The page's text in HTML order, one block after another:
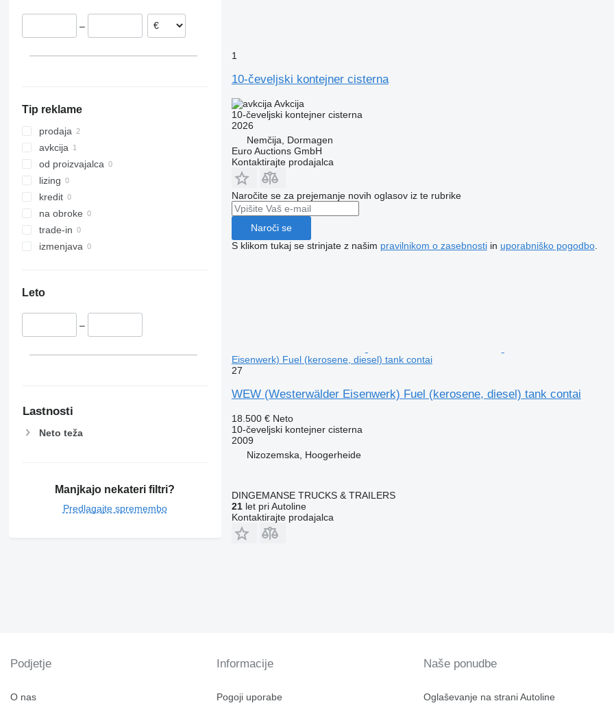
–
Tip reklame
prodaja
avkcija
od proizvajalca
lizing
kredit
na obroke
trade-in
izmenjava
Leto
–
Lastnosti
Neto teža
Manjkajo nekateri filtri?
Predlagajte spremembo
1
10-čeveljski kontejner cisterna
Avkcija
10-čeveljski kontejner cisterna
2026
Nemčija, Dormagen
Euro Auctions GmbH
Kontaktirajte prodajalca
Naročite se za prejemanje novih oglasov iz te rubrike
Naroči se
S klikom tukaj se strinjate z našim pravilnikom o zasebnostiin uporabniško pogodbo.
Eisenwerk) Fuel (kerosene, diesel) tank contai
27
WEW (Westerwälder Eisenwerk) Fuel (kerosene, diesel) tank contai
18.500 € Neto
10-čeveljski kontejner cisterna
2009
Nizozemska, Hoogerheide
DINGEMANSE TRUCKS & TRAILERS
21let pri Autoline
Kontaktirajte prodajalca
Podjetje
O nas
Informacije
Pogoji uporabe
Naše ponudbe
Oglaševanje na strani Autoline